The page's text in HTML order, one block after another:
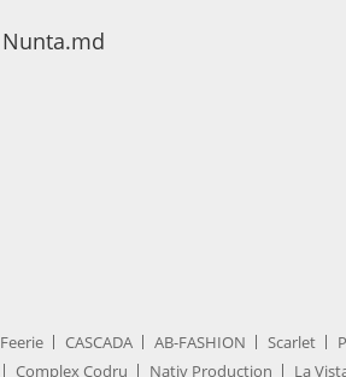
Nunta.md
Feerie CASCADA AB-FASHION Scarlet
Complex Codru Nativ Production La